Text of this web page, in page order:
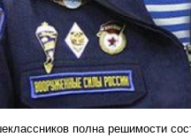
полна решимости